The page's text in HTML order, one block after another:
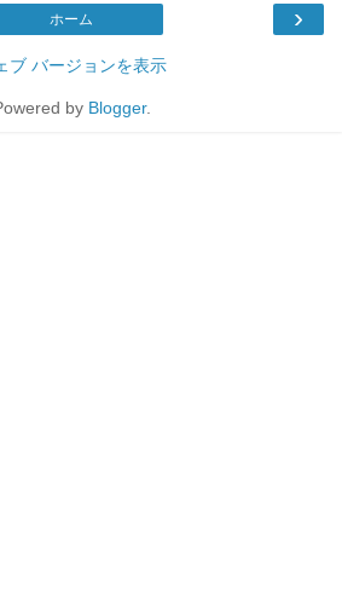
›
ホーム
ブ バージョンを表示
by Blogger.